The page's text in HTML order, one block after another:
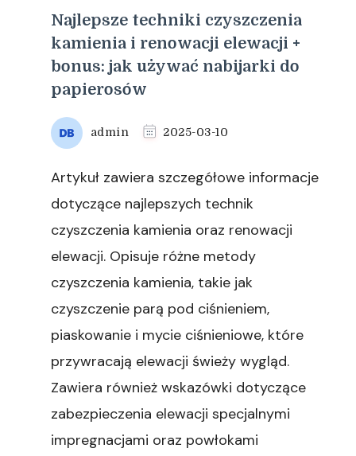
Najlepsze techniki czyszczenia
kamienia i renowacji elewacji +
bonus: jak używać nabijarki do
papierosów
admin 2025-03-10
Artykuł zawiera szczegółowe informacje
dotyczące najlepszych technik
czyszczenia kamienia oraz renowacji
elewacji. Opisuje różne metody
czyszczenia kamienia, takie jak
czyszczenie parą pod ciśnieniem,
piaskowanie i mycie ciśnieniowe, które
przywracają elewacji świeży wygląd.
Zawiera również wskazówki dotyczące
zabezpieczenia elewacji specjalnymi
impregnacjami oraz powłokami